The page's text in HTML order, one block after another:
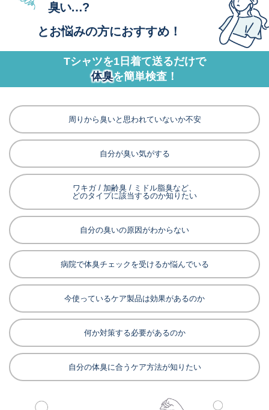
臭い…?
とお悩みの方におすすめ！
Tシャツを1日着て送るだけで
体臭を簡単検査！
周りから臭いと思われていないか不安
自分が臭い気がする
ワキガ / 加齢臭 / ミドル脂臭など、
どのタイプに該当するのか知りたい
自分の臭いの原因がわからない
病院で体臭チェックを受けるか悩んでいる
今使っているケア製品は効果があるのか
何か対策する必要があるのか
自分の体臭に合うケア方法が知りたい